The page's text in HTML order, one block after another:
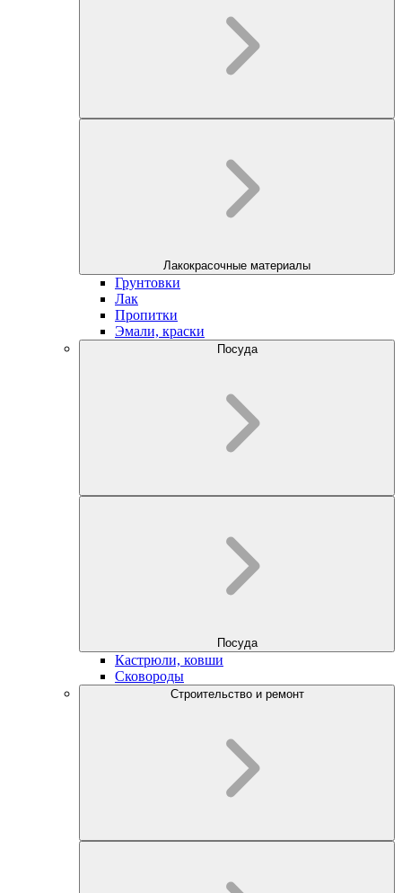
Лакокрасочные материалы
Грунтовки
Лак
Пропитки
Эмали, краски
Посуда
Посуда
Кастрюли, ковши
Сковороды
Строительство и ремонт